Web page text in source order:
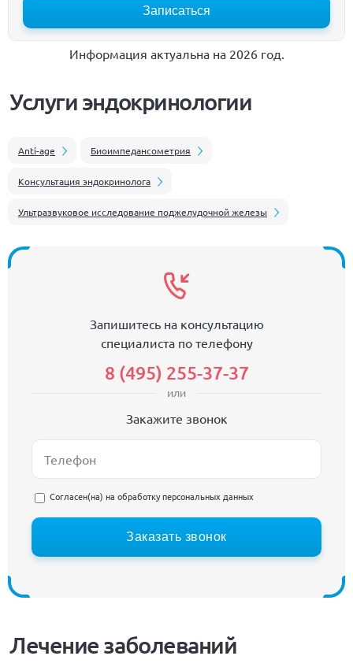
Записаться
Информация актуальна на 2026 год.
Услуги эндокринологии
Anti-age Биоимпедансометрия
Консультация эндокринолога
Ультразвуковое исследование поджелудочной железы
Запишитесь на консультацию
специалиста по телефону
8 (495) 255-37-37
или
Закажите звонок
Согласен(на) на обработку персональных данных
Заказать звонок
Лечение заболеваний